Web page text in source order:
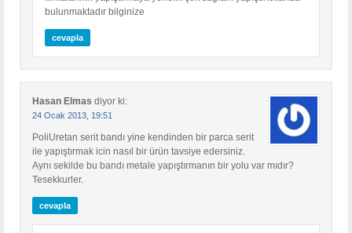
bulunmaktadır bilginize
cevapla
Hasan Elmas diyor ki:
24 Ocak 2013, 19:51
PoliUretan serit bandı yine kendinden bir parca serit
ile yapıştırmak icin nasıl bir ürün tavsiye edersiniz.
Aynı sekilde bu bandı metale yapıştırmanın bir yolu var mıdır?
Tesekkurler.
cevapla